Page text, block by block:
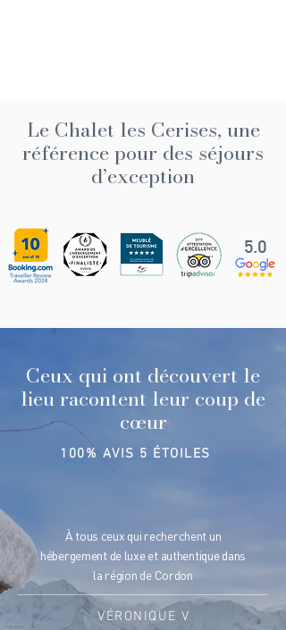
Le Chalet les Cerises, une
référence pour des séjours
d’exception
5.0
Ceux qui ont découvert le
lieu racontent leur coup de
cœur
100% AVIS 5 ÉTOILES
À tous ceux qui recherchent un
hébergement de luxe et authentique dans
la région de Cordon
VÉRONIQUE V